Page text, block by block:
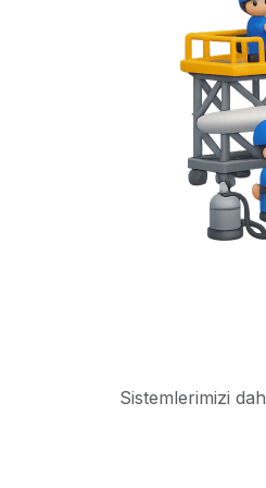
Sistemlerimizi